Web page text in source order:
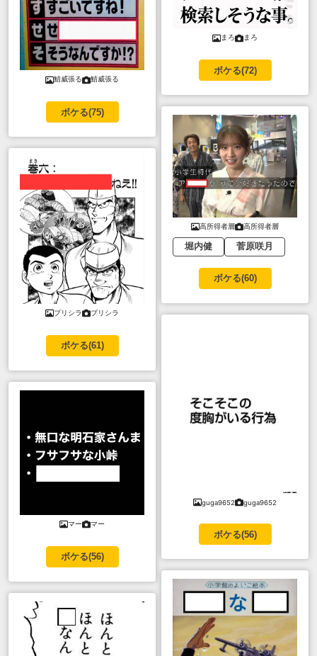
鯖威張る 鯖威張る
ボケる(75)
プリシラ プリシラ
ボケる(61)
マー マー
ボケる(56)
まろ まろ
ボケる(72)
高所得者層 高所得者層
堀内健 菅原咲月
ボケる(60)
guga9652 guga9652
ボケる(56)